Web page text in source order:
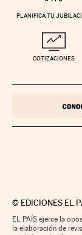
PLANIFICA TU
COTIZACIONES
© EDICIONES EL
EL PAÍS ejerce la
la elaboración de